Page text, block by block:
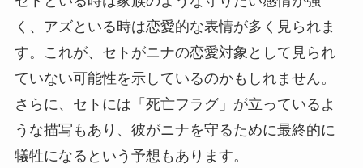
く、アズといる時は恋愛的な表情が多く見られま
す。これが、セトがニナの恋愛対象として見られ
ていない可能性を示しているのかもしれません。
さらに、セトには「死亡フラグ」が立っているよ
うな描写もあり、彼がニナを守るために最終的に
犠牲になるという予想もあります。